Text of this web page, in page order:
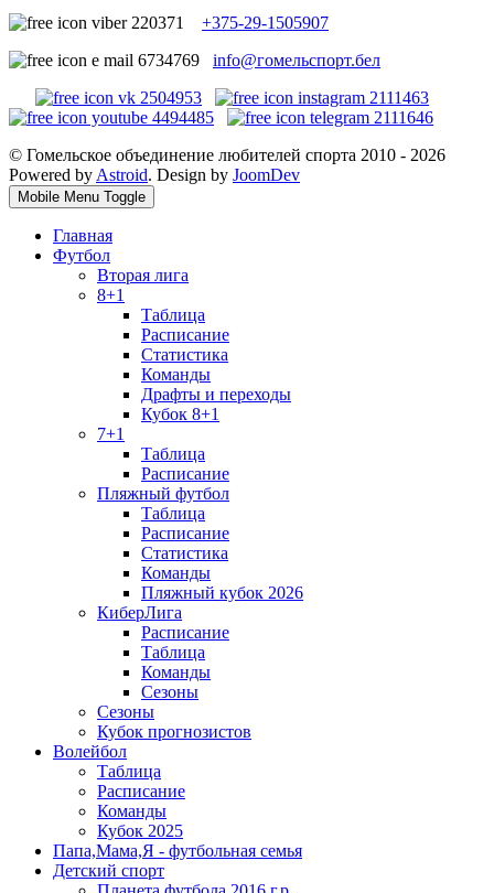
+375-29-1505907
info@гомельспорт.бел
© Гомельское объединение любителей спорта 2010 - 2026
Powered by Astroid. Design by JoomDev
Mobile Menu Toggle
Главная
Футбол
Вторая лига
8+1
Таблица
Расписание
Статистика
Команды
Драфты и переходы
Кубок 8+1
7+1
Таблица
Расписание
Пляжный футбол
Таблица
Расписание
Статистика
Команды
Пляжный кубок 2026
КиберЛига
Расписание
Таблица
Команды
Сезоны
Сезоны
Кубок прогнозистов
Волейбол
Таблица
Расписание
Команды
Кубок 2025
Папа,Мама,Я - футбольная семья
Детский спорт